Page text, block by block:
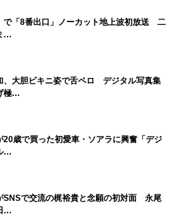
ン」
売
product/322211001544/
twitter.com/minato__mio
minato__mio/
で「8番出口」ノーカット地上波初放送 二
…
、大胆ビキニ姿で舌ペロ デジタル写真集
極…
20歳で買った初愛車・ソアラに興奮「デジ
…
SNSで交流の梶裕貴と念願の初対面 永尾
…